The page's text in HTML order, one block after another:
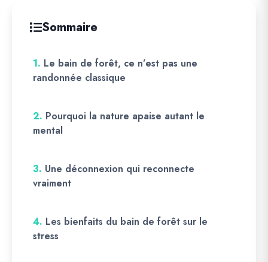
Sommaire
1. Le bain de forêt, ce n’est pas une
randonnée classique
2. Pourquoi la nature apaise autant le
mental
3. Une déconnexion qui reconnecte
vraiment
4. Les bienfaits du bain de forêt sur le
stress